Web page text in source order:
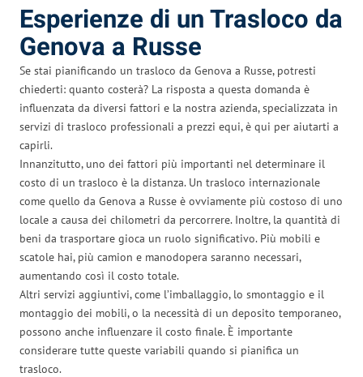
Esperienze di un Trasloco da
Genova a Russe
Se stai pianificando un trasloco da Genova a Russe, potresti
chiederti: quanto costerà? La risposta a questa domanda è
influenzata da diversi fattori e la nostra azienda, specializzata in
servizi di trasloco professionali a prezzi equi, è qui per aiutarti a
capirli.
Innanzitutto, uno dei fattori più importanti nel determinare il
costo di un trasloco è la distanza. Un trasloco internazionale
come quello da Genova a Russe è ovviamente più costoso di uno
locale a causa dei chilometri da percorrere. Inoltre, la quantità di
beni da trasportare gioca un ruolo significativo. Più mobili e
scatole hai, più camion e manodopera saranno necessari,
aumentando così il costo totale.
Altri servizi aggiuntivi, come l’imballaggio, lo smontaggio e il
montaggio dei mobili, o la necessità di un deposito temporaneo,
possono anche influenzare il costo finale. È importante
considerare tutte queste variabili quando si pianifica un
trasloco.